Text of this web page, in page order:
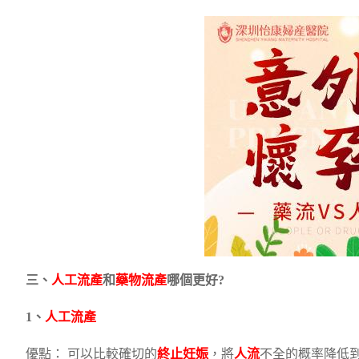
三、 人工流產和藥物流產哪個更好?
1、 人工流產
優點： 可以比較確切的終止妊娠 ，將人流不全的概率降低